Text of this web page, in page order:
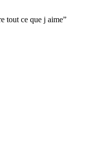
tout ce que j aime”